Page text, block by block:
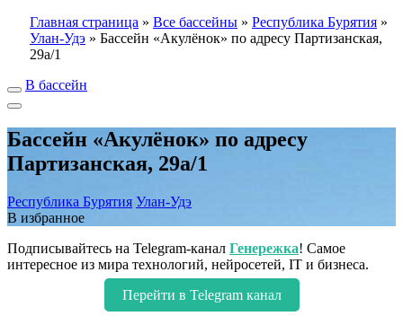
Главная страница » Все бассейны » Республика Бурятия »
Улан-Удэ » Бассейн «Акулёнок» по адресу Партизанская,
29а/1
В бассейн
Бассейн «Акулёнок» по адресу
Партизанская, 29а/1
Республика Бурятия Улан-Удэ
В избранное
Подписывайтесь на Telegram-канал Генережка! Самое
интересное из мира технологий, нейросетей, IT и бизнеса.
Перейти в Telegram канал